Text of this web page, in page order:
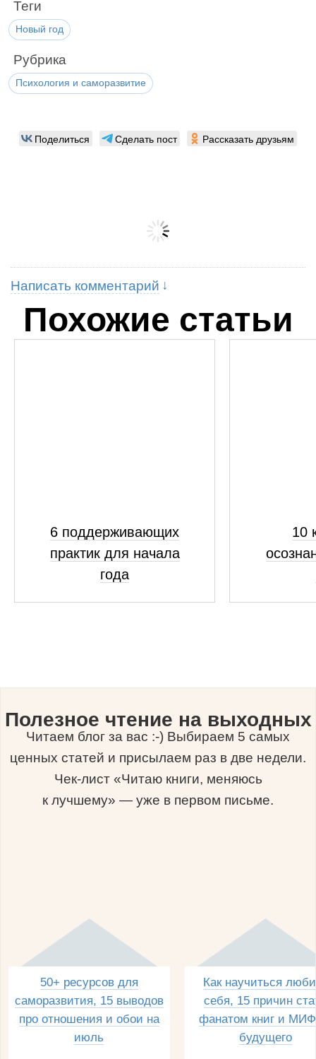
Теги
Новый год
Рубрика
Психология и саморазвитие
Поделиться Сделать пост Рассказать друзьям
Написать комментарий
Похожие статьи
6 поддерживающих
практик для начала
года
10
Полезное чтение на выходных
Читаем блог за вас :-) Выбираем 5 самых
ценных статей и присылаем раз в две недели.
Чек-лист «Читаю книги, меняюсь
к лучшему» — уже в первом письме.
50+ ресурсов для
саморазвития, 15 выводов
про отношения и обои на
июль
Как научиться
себя, 15 причин
фанатом книг и
будущего